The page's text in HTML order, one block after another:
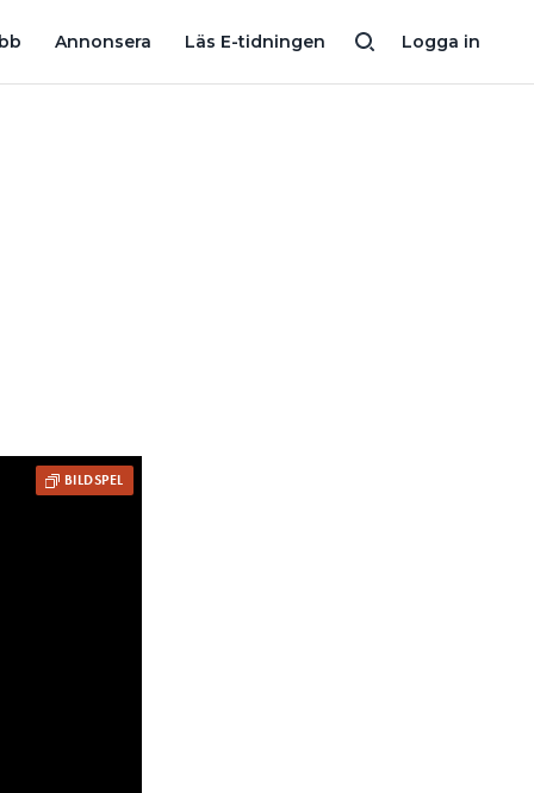
Logga in
Annonsera Läs E-tidningen
LUCKA 24: ”KREATIV LÖSNING FÖR ATT RUNDA